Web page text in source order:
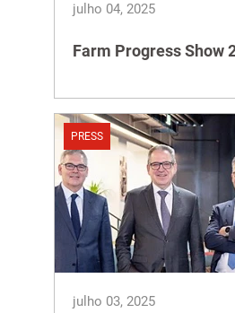
julho 04, 2025
Farm Progress Show
julho 03, 2025
PRESS